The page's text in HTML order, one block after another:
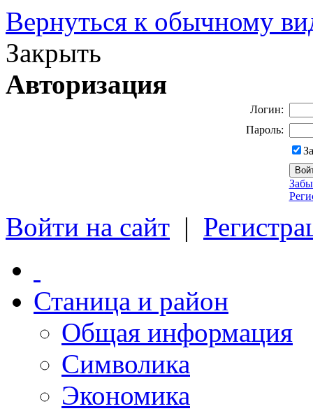
Вернуться к обычному
Закрыть
Авторизация
Логин:
Пароль:
Войти на сайт |
Станица и район
Общая информация
Символика
Экономика